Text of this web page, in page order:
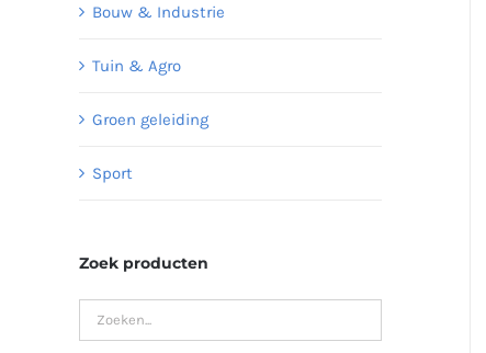
Bouw & Industrie
Tuin & Agro
Groen geleiding
Sport
Zoek producten